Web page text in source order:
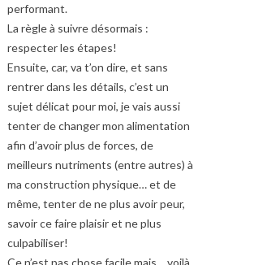
performant.
La règle à suivre désormais :
respecter les étapes!
Ensuite, car, va t’on dire, et sans
rentrer dans les détails, c’est un
sujet délicat pour moi, je vais aussi
tenter de changer mon alimentation
afin d’avoir plus de forces, de
meilleurs nutriments (entre autres) à
ma construction physique… et de
même, tenter de ne plus avoir peur,
savoir ce faire plaisir et ne plus
culpabiliser!
Ce n’est pas chose facile mais… voilà